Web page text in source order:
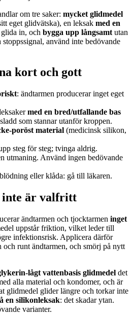
om tre saker: mycket glidmedel
eget glidvätska), en leksak med en
in, och bygga upp långsamt utan
använd inte bedövande
kort och gott
: ändtarmen producerar inget eget
med en bred/utfallande bas
som stannar utanför kroppen.
poröst material (medicinsk silikon,
steg för steg; tvinga aldrig.
utmaning. Använd ingen bedövande
eller klåda: gå till läkaren.
inte är valfritt
ändtarmen och tjocktarmen inget
uppstår friktion, vilket leder till
infektionsrisk. Applicera därför
runt ändtarmen, och smörj på nytt
lågt vattenbasis glidmedel det
alla material och kondomer, och är
glidmedel glider längre och torkar inte
en silikonleksak: det skadar ytan.
varianter.